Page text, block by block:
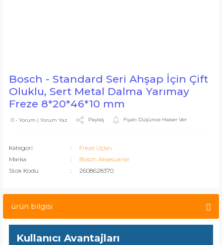
Bosch - Standard Seri Ahşap İçin Çift
Oluklu, Sert Metal Dalma Yarımay
Freze 8*20*46*10 mm
0 - Yorum | Yorum Yaz Paylaş Fiyatı Düşünce Haber Ver
Kategori
Freze Uçları
Marka
Bosch Aksesuarlar
Stok Kodu
2608628370
ürün bilgisi
Kullanıcı Avantajları